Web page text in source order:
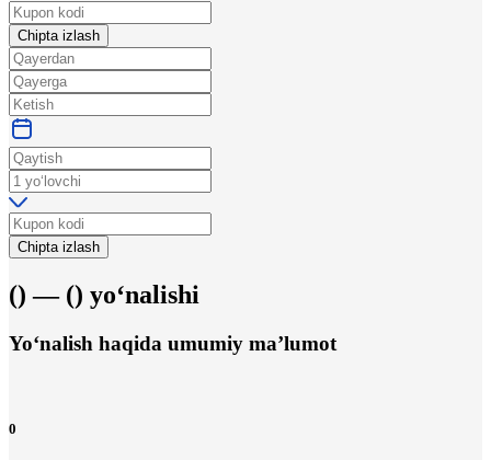
Chipta izlash
Chipta izlash
() — () yo‘nalishi
Yo‘nalish haqida umumiy ma’lumot
0